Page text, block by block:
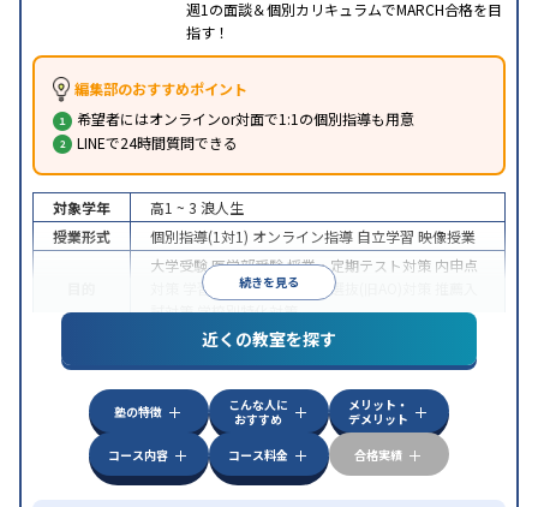
週1の面談＆個別カリキュラムでMARCH合格を目
指す！
編集部のおすすめポイント
希望者にはオンラインor対面で1:1の個別指導も用意
LINEで24時間質問できる
続きを見る
対象学年 高1 ~ 3 浪人生
授業形式
個別指導(1対1) オンライン指導 自立学習 映像授業
大学受験医学部受験授業・定期テスト対策 内申点
学習習慣の定着 総合型選抜(旧AO)対策
試対策学校別特化対策
特徴
中高一貫校生に対応授業の振替可能
学習にPC・タブレットを利用オンライン対応1
科目から受講可能
近くの教室を探す
塾の特徴
こんな人に
おすすめ
メリット・
デメリット
コース内容
コース料金 合格実績